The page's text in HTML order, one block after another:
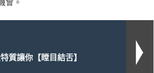
會。
質讓你【瞠目結舌】